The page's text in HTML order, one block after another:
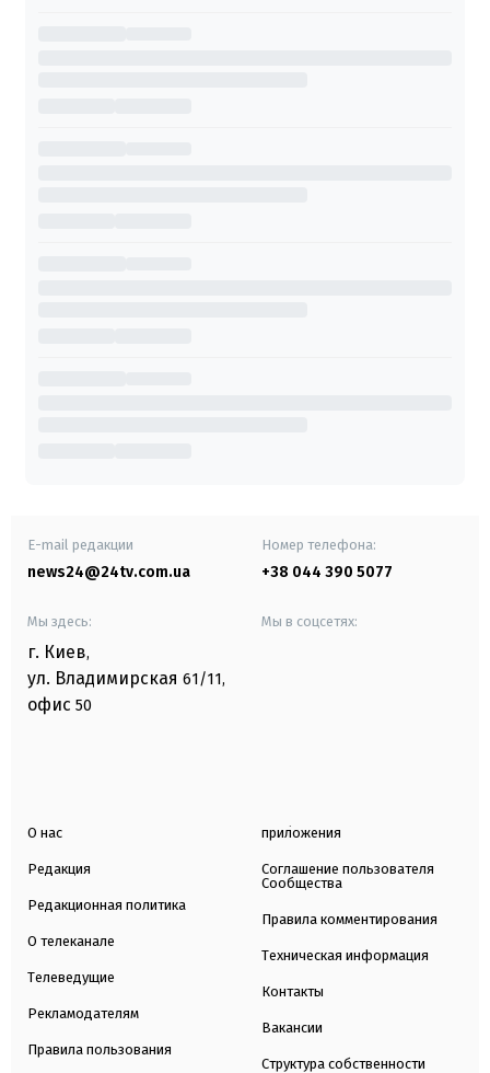
E-mail редакции
news24@24tv.com.ua
Номер телефона:
+38 044 390 5077
Мы здесь:
г. Киев,
ул. Владимирская 61/11,
офис 50
Мы в соцсетях:
О нас
Редакция
Редакционная политика
О телеканале
Телеведущие
Рекламодателям
Правила пользования
приложения
Соглашение пользователя
Сообщества
Правила комментирования
Техническая информация
Контакты
Вакансии
Структура собственности